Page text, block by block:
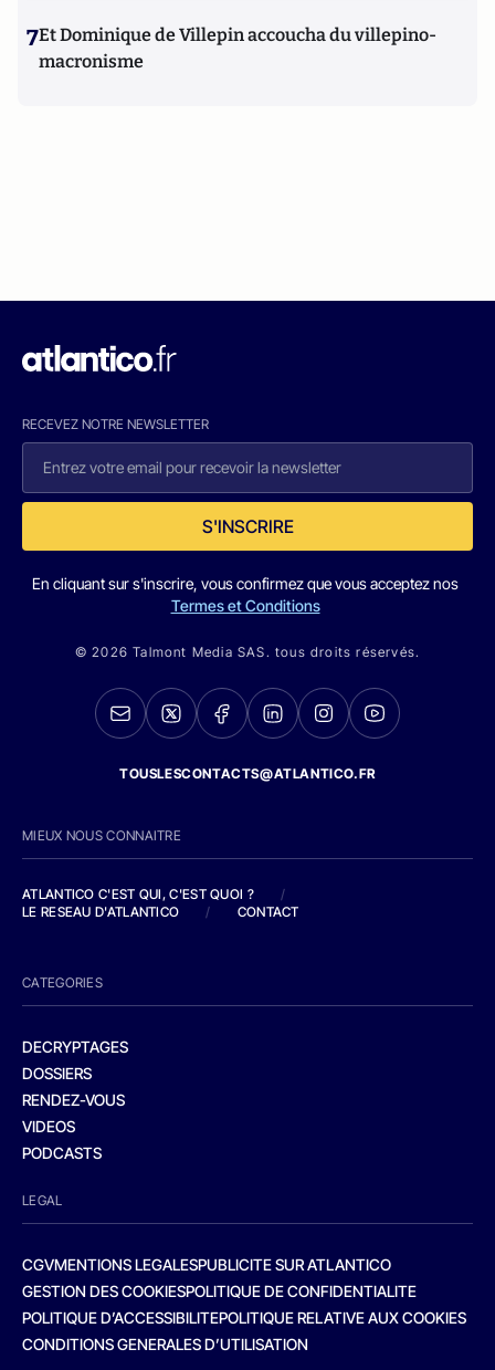
7Et Dominique de Villepin accoucha du villepino-
macronisme
RECEVEZ NOTRE NEWSLETTER
S'INSCRIRE
En cliquant sur s'inscrire, vous confirmez que vous acceptez nos
Termes et Conditions
© 2026 Talmont Media SAS. tous droits réservés.
TOUSLESCONTACTS@ATLANTICO.FR
MIEUX NOUS CONNAITRE
ATLANTICO C'EST QUI, C'EST QUOI ?
/
LE RESEAU D'ATLANTICO
/ CONTACT
CATEGORIES
DECRYPTAGES
DOSSIERS
RENDEZ-VOUS
VIDEOS
PODCASTS
LEGAL
CGVMENTIONS LEGALESPUBLICITE SUR ATLANTICO
GESTION DES COOKIESPOLITIQUE DE CONFIDENTIALITE
POLITIQUE D’ACCESSIBILITEPOLITIQUE RELATIVE AUX COOKIES
CONDITIONS GENERALES D’UTILISATION